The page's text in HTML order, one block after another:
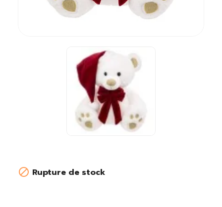
 Rupture de stock